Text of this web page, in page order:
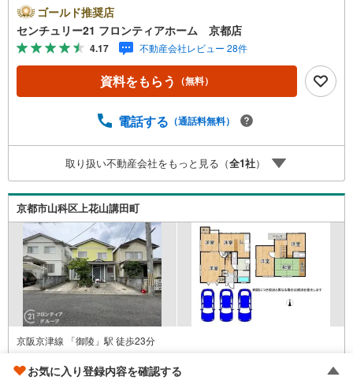
る敷地に佇む4SLDKの邸宅・全居室収納に加え、納戸や廊
下収納もあり、お荷物の多いご家庭も安心・LDK16畳に隣
接する和室は、客間や寛ぎの空間として幅広く利用可能 立
地・京都市立大塚小学校まで徒歩約13分・京都市立音羽中
学校まで徒歩約13分・マツヤスーパー大塚店まで徒歩約4分
弊社が選ばれる理由 1.お金の扱い方のプロ、ファイナンシ
も対応できる売却専門チームあり！3.たくさんの銀行と繋
物件のお引渡し後に必要になったお家のリフォームも弊社
のリフォームプランナーがご提案！5.定期的にご連絡を繋
ぎ、有事の際に迅速にサポートいたします弊社は専門家同
士が連携をとっているため、より多くの知見がございま
す。お気軽にお問合せください！
ゴールド推奨店
センチュリー21 フロンティアホーム 京都店
4.17 不動産会社レビュー 28件
資料をもらう （無料）
電話する （通話料無料）
取り扱い不動産会社をもっと見る（全1社）
京都市山科区上花山講田町
京阪京津線 「御陵」駅 徒歩23分
京都府京都市山科区上花山講田町
1988年3月（築39年）
お気に入り登録内容を確認する